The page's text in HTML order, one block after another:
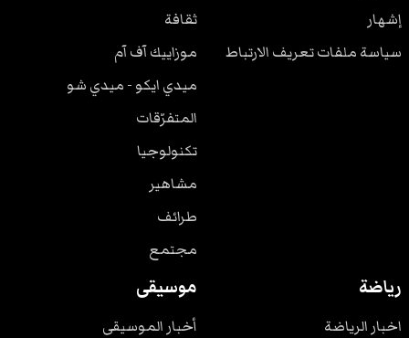
إشهار
سياسة ملفات تعريف الارتباط
ثقافة
موزاييك آف آم
ميدي ايكو - ميدي شو
المتفرّقات
تكنولوجيا
مشاهير
طرائف
مجتمع
رياضة
اخبار الرياضة
موسيقى
أخبار الموسيقى